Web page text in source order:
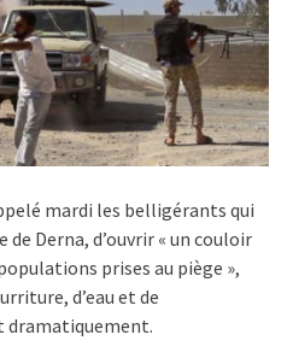
mardi les belligérants qui
Derna, d’ouvrir « un couloir
prises au piège »,
d’eau et de
dramatiquement.